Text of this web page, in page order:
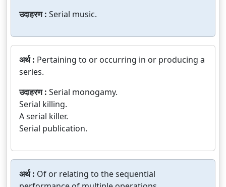
उदाहरण : Serial music.
अर्थ : Pertaining to or occurring in or producing a
series.
उदाहरण : Serial monogamy.
Serial killing.
A serial killer.
Serial publication.
अर्थ : Of or relating to the sequential